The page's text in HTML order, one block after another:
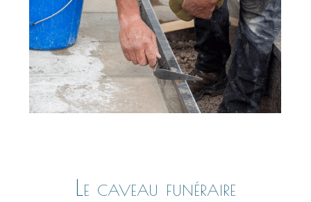
Le caveau funéraire